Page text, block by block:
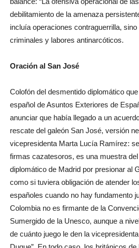
debilitamiento de la amenaza
incluía operaciones contraguerrilla,
criminales y labores antinarcóticos.
Oración al San José
Colofón del desmentido diplomático
español de Asuntos Exteriores de
anunciar que había llegado a un
rescate del galeón San José, versión
vicepresidenta Marta Lucía Ramírez:
firmas cazatesoros, es una muestra
diplomático de Madrid por presionar al
como si tuviera obligación de atender
españoles cuando no hay fundamento
Colombia no es firmante de la
Sumergido de la Unesco, aunque a
de cuánto juego le den la